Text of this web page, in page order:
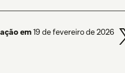
em19 de fevereiro de 2026